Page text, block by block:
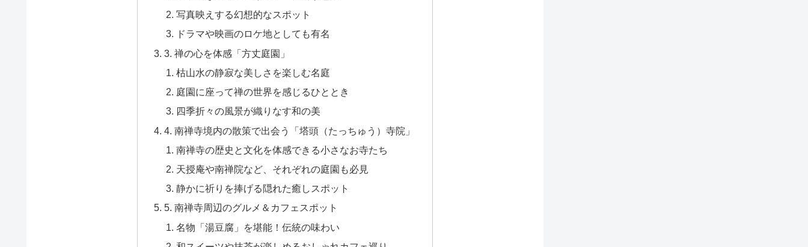
写真映えする幻想的なスポット
ドラマや映画のロケ地としても有名
3. 禅の心を体感「方丈庭園」
枯山水の静寂な美しさを楽しむ名庭
庭園に座って禅の世界を感じるひととき
四季折々の風景が織りなす和の美
4. 南禅寺境内の散策で出会う「塔頭（たっちゅう）寺院」
南禅寺の歴史と文化を体感できる小さなお寺たち
天授庵や南禅院など、それぞれの庭園も必見
静かに祈りを捧げる隠れた癒しスポット
5. 南禅寺周辺のグルメ＆カフェスポット
名物「湯豆腐」を堪能！伝統の味わい